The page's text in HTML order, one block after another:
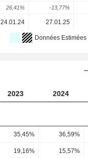
26,41% -13,77%
24.01.24 27.01.25
Données Estimées
2023 2024
35,45% 36,59%
19,16% 15,57%